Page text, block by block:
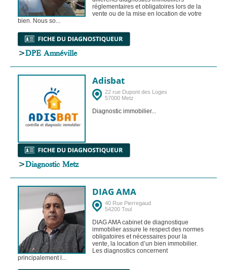
réglementaires et obligatoires lors de la
vente ou de la mise en location de votre
bien. Nous so...
>DPE Amnéville
Adisbat
22 rue Dupont des Loges
57000 Metz
Diagnostic immobilier...
>Diagnostic Metz
DIAG AMA
40 Rue Pierregaud
54200 Toul
DIAG AMA cabinet de diagnostique
immobilier assure le respect des normes
obligatoires et nécessaires pour la
vente, la location d’un bien immobilier.
Les diagnostics concernent
principalement l...